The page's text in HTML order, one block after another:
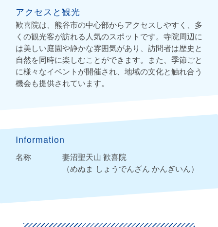
アクセスと観光
歓喜院は、熊谷市の中心部からアクセスしやすく、多
くの観光客が訪れる人気のスポットです。寺院周辺に
は美しい庭園や静かな雰囲気があり、訪問者は歴史と
自然を同時に楽しむことができます。また、季節ごと
に様々なイベントが開催され、地域の文化と触れ合う
機会も提供されています。
Information
名称
妻沼聖天山 歓喜院
（めぬま しょうでんざん かんぎいん）